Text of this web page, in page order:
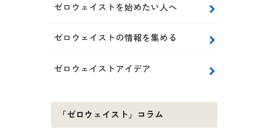
ゼロウェイストを始めたい人へ
ゼロウェイストの情報を集める
ゼロウェイストアイデア
「ゼロウェイスト」コラム